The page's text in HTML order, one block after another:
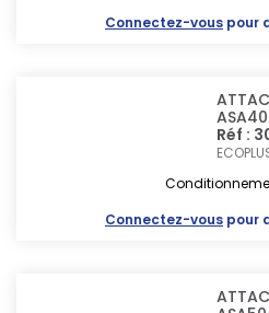
Connectez-vous pour
Réf :
Connectez-vous pour